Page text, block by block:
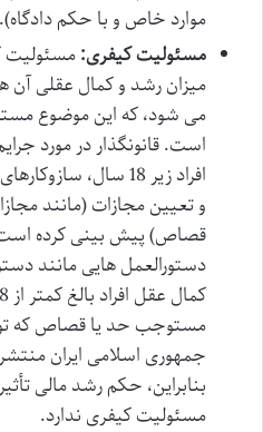
موارد خاص و با حکم دادگاه).
مسئولیت کیفری:مسئولیت
میزان رشد و کمال عقلی آن
می شود، که این موضوع
است. قانونگذار در مورد
افراد زیر 18 سال،
و تعیین مجازات (مانند
قصاص) پیش بینی کرده
دستورالعمل هایی مانند
مستوجب حد یا قصاص که
جمهوری اسلامی ایران
بنابراین، حکم رشد مالی
مسئولیت کیفری ندارد.